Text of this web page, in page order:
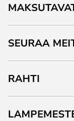
SEURAA
RAHTI